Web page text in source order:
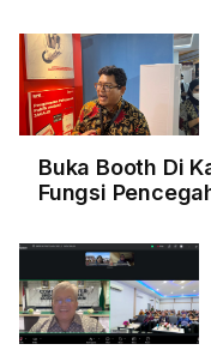
Buka Booth Di
Fungsi